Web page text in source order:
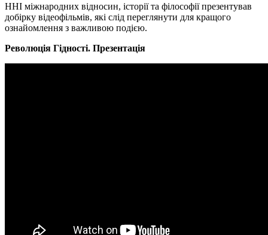
ННІ міжнародних відносин, історії та філософії презентував
добірку відеофільмів, які слід переглянути для кращого
ознайомлення з важливою подією.
Революція Гідності. Презентація